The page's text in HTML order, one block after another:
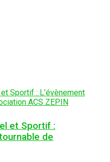
et Sportif :
de